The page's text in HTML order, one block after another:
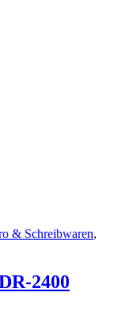
& Schreibwaren,
2400